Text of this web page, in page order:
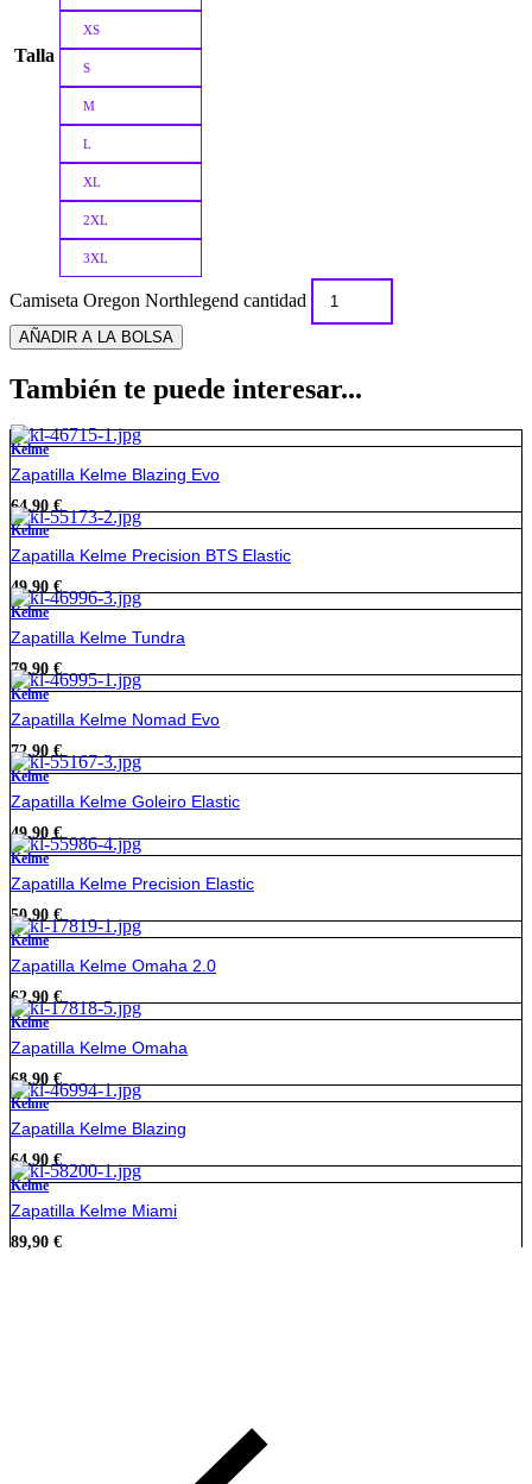
Talla
XS
S
M
L
XL
2XL
3XL
Camiseta Oregon Northlegend cantidad
AÑADIR A LA BOLSA
También te puede interesar...
Kelme
Zapatilla Kelme Blazing Evo
64,90 €
Kelme
Zapatilla Kelme Precision BTS Elastic
49,90 €
Kelme
Zapatilla Kelme Tundra
79,90 €
Kelme
Zapatilla Kelme Nomad Evo
72,90€
Kelme
Zapatilla Kelme Goleiro Elastic
49,90 €
Kelme
Zapatilla Kelme Precision Elastic
50,90 €
Kelme
Zapatilla Kelme Omaha 2.0
62,90 €
Kelme
Zapatilla Kelme Omaha
68,90 €
Kelme
Zapatilla Kelme Blazing
64,90€
Kelme
Zapatilla Kelme Miami
89,90 €